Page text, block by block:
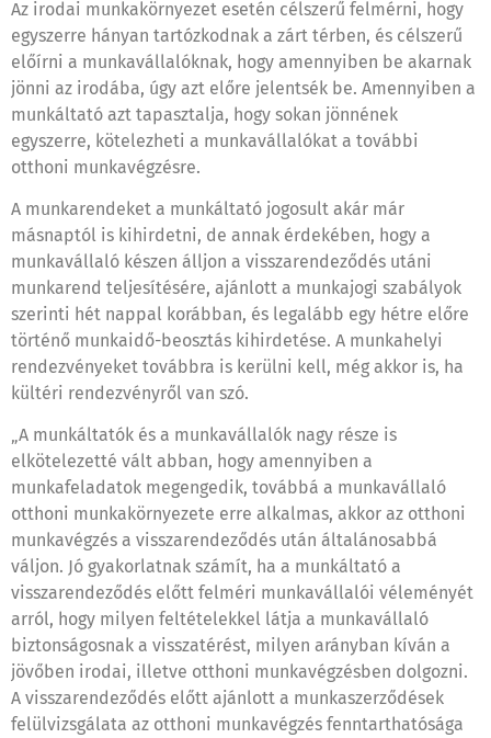
Az irodai munkakörnyezet esetén célszerű felmérni, hogy
egyszerre hányan tartózkodnak a zárt térben, és célszerű
előírni a munkavállalóknak, hogy amennyiben be akarnak
jönni az irodába, úgy azt előre jelentsék be. Amennyiben a
munkáltató azt tapasztalja, hogy sokan jönnének
egyszerre, kötelezheti a munkavállalókat a további
otthoni munkavégzésre.
A munkarendeket a munkáltató jogosult akár már
másnaptól is kihirdetni, de annak érdekében, hogy a
munkavállaló készen álljon a visszarendeződés utáni
munkarend teljesítésére, ajánlott a munkajogi szabályok
szerinti hét nappal korábban, és legalább egy hétre előre
történő munkaidő-beosztás kihirdetése. A munkahelyi
rendezvényeket továbbra is kerülni kell, még akkor is, ha
kültéri rendezvényről van szó.
„A munkáltatók és a munkavállalók nagy része is
elkötelezetté vált abban, hogy amennyiben a
munkafeladatok megengedik, továbbá a munkavállaló
otthoni munkakörnyezete erre alkalmas, akkor az otthoni
munkavégzés a visszarendeződés után általánosabbá
váljon. Jó gyakorlatnak számít, ha a munkáltató a
visszarendeződés előtt felméri munkavállalói véleményét
arról, hogy milyen feltételekkel látja a munkavállaló
biztonságosnak a visszatérést, milyen arányban kíván a
jövőben irodai, illetve otthoni munkavégzésben dolgozni.
A visszarendeződés előtt ajánlott a munkaszerződések
felülvizsgálata az otthoni munkavégzés fenntarthatósága